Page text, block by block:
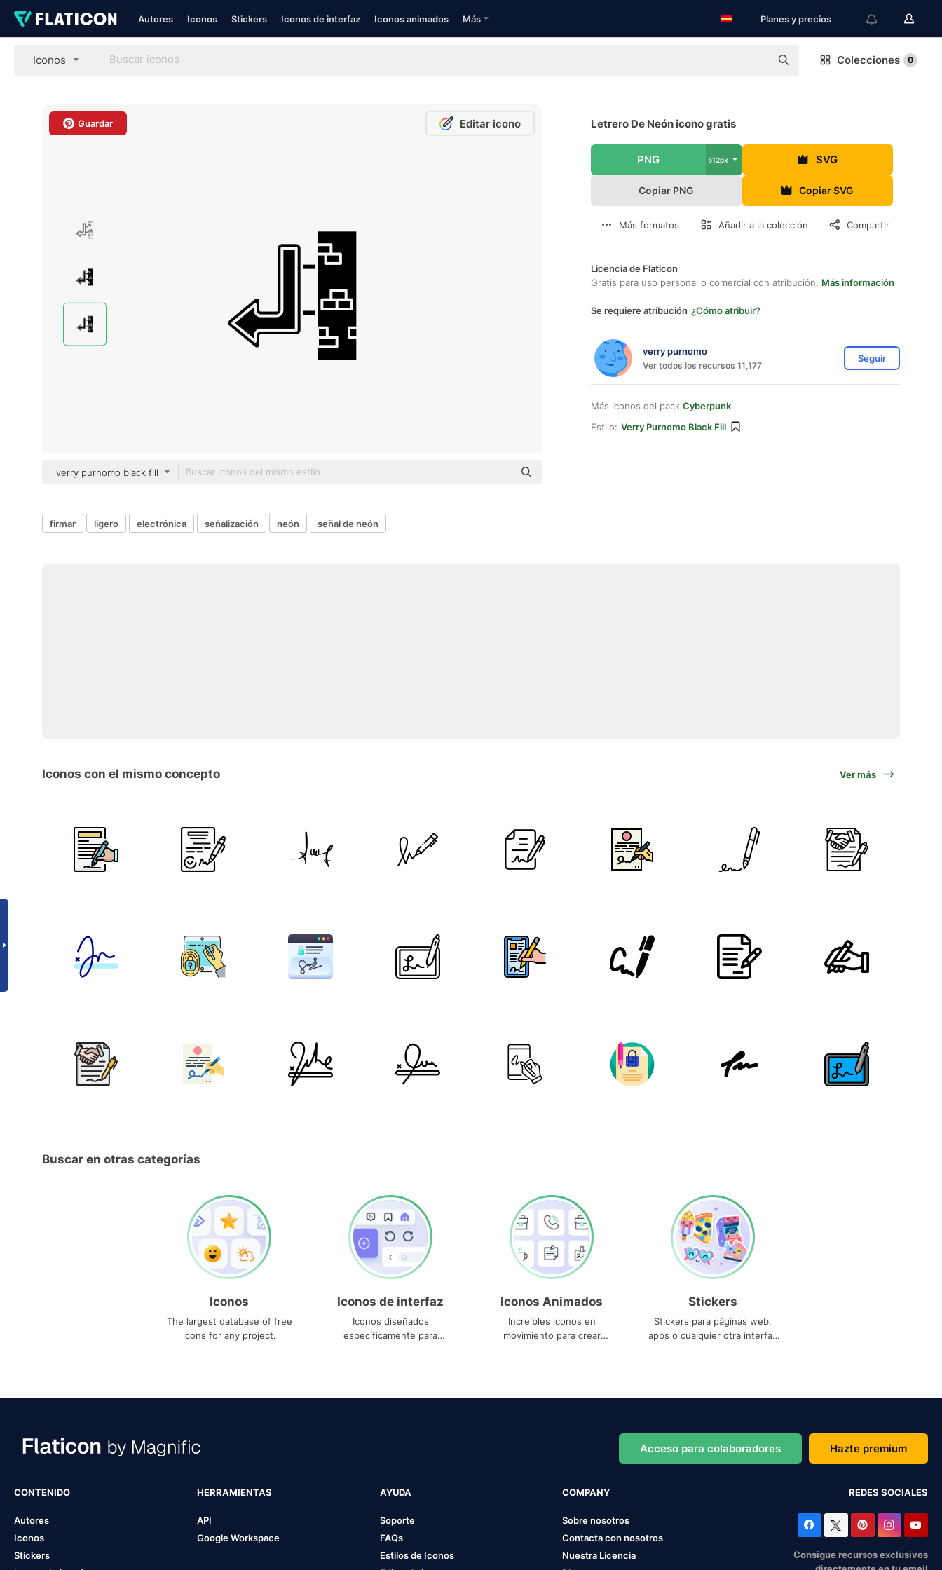
Autores Iconos Stickers Iconos de interfaz Iconos animados Más Planes y precios
Iconos Colecciones 0
Guardar Editar icono
verry purnomo black fill
Letrero De Neón icono gratis
PNG 512px SVG
Copiar PNG Copiar SVG
Más formatos Añadir a la colección Compartir
Licencia de Flaticon
Gratis para uso personal o comercial con atribución. Más información
Se requiere atribución ¿Cómo atribuir?
verry purnomo
Ver todos los recursos 11,177
Seguir
Más iconos del pack Cyberpunk
Estilo: Verry Purnomo Black Fill
firmar ligero electrónica señalización neón señal de neón
Iconos con el mismo concepto Ver más
Buscar en otras categorías
Iconos
The largest database of free
icons for any project.
Iconos de interfaz
Iconos diseñados
específicamente para
Iconos Animados
Increíbles iconos en
movimiento para crear
Stickers
Stickers para páginas web,
apps o cualquier otra interfaz
Acceso para colaboradores Hazte premium
CONTENIDO
Autores
Iconos
Stickers
HERRAMIENTAS
API
Google Workspace
AYUDA
Soporte
FAQs
Estilos de Iconos
COMPANY
Sobre nosotros
Contacta con nosotros
Nuestra Licencia
REDES SOCIALES
Consigue recursos exclusivos